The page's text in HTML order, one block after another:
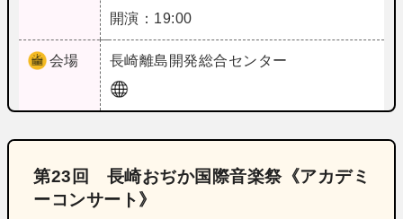
開演：19:00
会場 長崎離島開発総合センター
第23回 長崎おぢか国際音楽祭《アカデミ
ーコンサート》